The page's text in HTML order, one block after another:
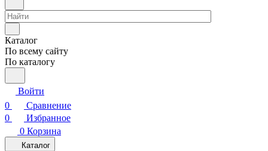
Каталог
По всему сайту
По каталогу
Войти
0
Сравнение
0
Избранное
0 Корзина
Каталог